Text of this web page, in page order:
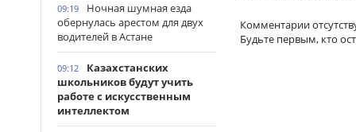
09:19
Ночная шумная езда
обернулась арестом для двух
водителей в Астане
09:12
Казахстанских
школьников будут учить
работе с искусственным
интеллектом
Комментарии
Будьте первым, кто